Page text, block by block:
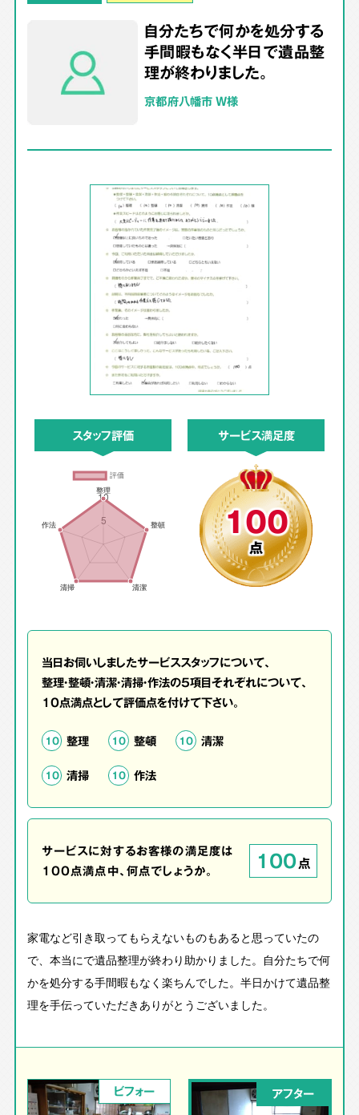
自分たちで何かを処分する
手間暇もなく半日で遺品整
理が終わりました。
京都府八幡市 W様
スタッフ評価 サービス満足度
100
点
当日お伺いしましたサービススタッフについて、
整理・整頓・清潔・清掃・作法の5項目それぞれについて、
10点満点として評価点を付けて下さい。
10 整理 10 整頓 10 清潔
10 清掃 10 作法
サービスに対するお客様の満足度は
100点満点中、何点でしょうか。
100点
家電など引き取ってもらえないものもあると思っていたの
で、本当にで遺品整理が終わり助かりました。自分たちで何
かを処分する手間暇もなく楽ちんでした。半日かけて遺品整
理を手伝っていただきありがとうございました。
ビフォー アフター